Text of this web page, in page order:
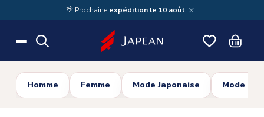
Skip to main content🌴 Prochaine expédition le 10 août ×
Homme Femme Mode Japonaise Mode